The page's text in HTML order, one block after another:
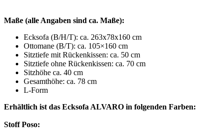
Maße (alle Angaben sind ca. Maße):
Ecksofa (B/H/T): ca. 263x78x160 cm
Ottomane (B/T): ca. 105×160 cm
Sitztiefe mit Rückenkissen: ca. 50 cm
Sitztiefe ohne Rückenkissen: ca. 70 cm
Sitzhöhe ca. 40 cm
Gesamthöhe: ca. 78 cm
L-Form
Erhältlich ist das Ecksofa ALVARO in folgenden Farben:
Stoff Poso: